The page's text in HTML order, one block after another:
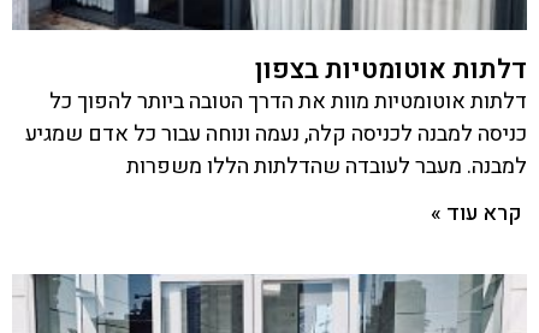
דלתות אוטומטיות בצפון
דלתות אוטומטיות מוות את הדרך הטובה ביותר להפוך כל
כניסה למבנה לכניסה קלה, נעמה ונוחה עבור כל אדם שמגיע
למבנה. מעבר לעובדה שהדלתות הללו משפרות
קרא עוד »